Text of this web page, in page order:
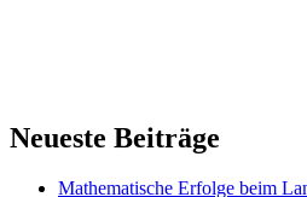
Neueste Beiträge
Mathematische Erfolge beim